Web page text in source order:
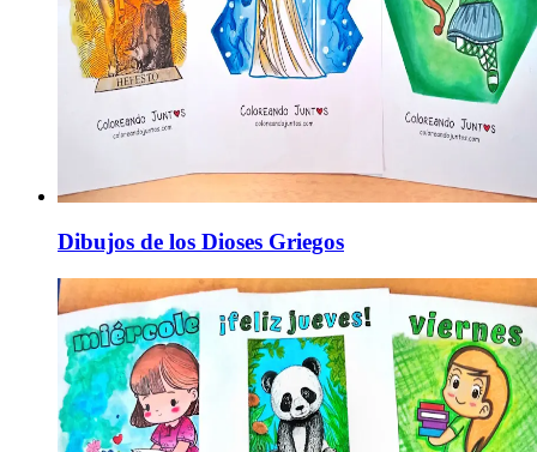
Dibujos de los Dioses Griegos